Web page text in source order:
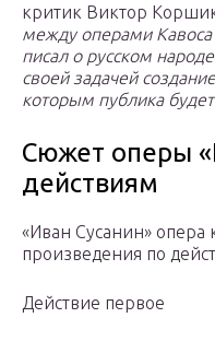
критик Виктор
между операми Кавоса
писал о русском
своей задачей
которым публика
Сюжет оперы
действиям
«Иван Сусанин» опера
произведения по
Действие первое